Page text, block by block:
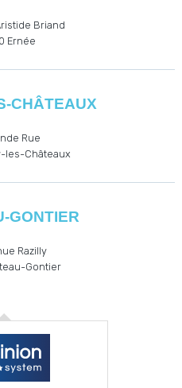
Briand
Ernée
CHÂTEAUX
Rue
les-Châteaux
GONTIER
Razilly
Gontier